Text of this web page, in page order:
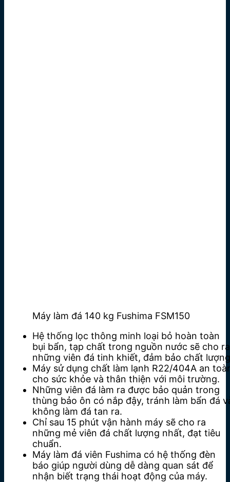
Máy làm đá 140 kg Fushima FSM150
Hệ thống lọc thông minh loại bỏ hoàn toàn
bụi bẩn, tạp chất trong nguồn nước sẽ cho ra
những viên đá tinh khiết, đảm bảo chất lượng
Máy sử dụng chất làm lạnh R22/404A an
cho sức khỏe và thân thiện với môi trường.
Những viên đá làm ra được bảo quản trong
thùng bảo ôn có nắp đậy, tránh làm bẩn đá
không làm đá tan ra.
Chỉ sau 15 phút vận hành máy sẽ cho ra
những mẻ viên đá chất lượng nhất, đạt tiêu
chuẩn.
Máy làm đá viên Fushima có hệ thống đèn
báo giúp người dùng dễ dàng quan sát để
nhận biết trạng thái hoạt động của máy.